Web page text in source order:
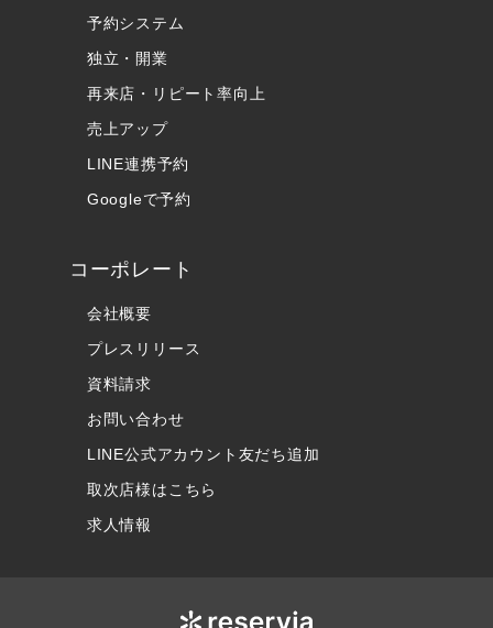
予約システム
独立・開業
再来店・リピート率向上
売上アップ
LINE連携予約
Googleで予約
コーポレート
会社概要
プレスリリース
資料請求
お問い合わせ
LINE公式アカウント友だち追加
取次店様はこちら
求人情報